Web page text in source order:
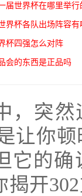
届世界杯在哪里举行
界杯各队出场阵容有
杯四强怎么对阵
会的东西是正品吗
，突然
让你
它的
揭开